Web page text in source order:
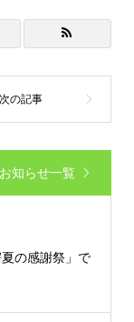
お知らせ一覧
の感謝祭」で